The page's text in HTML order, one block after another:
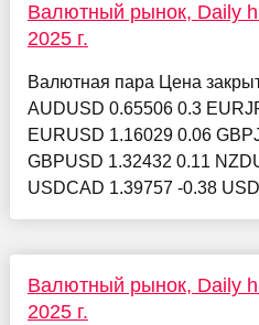
Валютный рынок, Daily
2025 г.
Валютная пара Цена
AUDUSD 0.65506 0.3
EURUSD 1.16029 0.06
GBPUSD 1.32432 0.11
USDCAD 1.39757 -0.38
Валютный рынок, Daily
2025 г.